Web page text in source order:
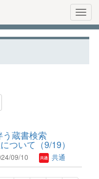
蔵書検索
ついて（9/19）
09/10 共通